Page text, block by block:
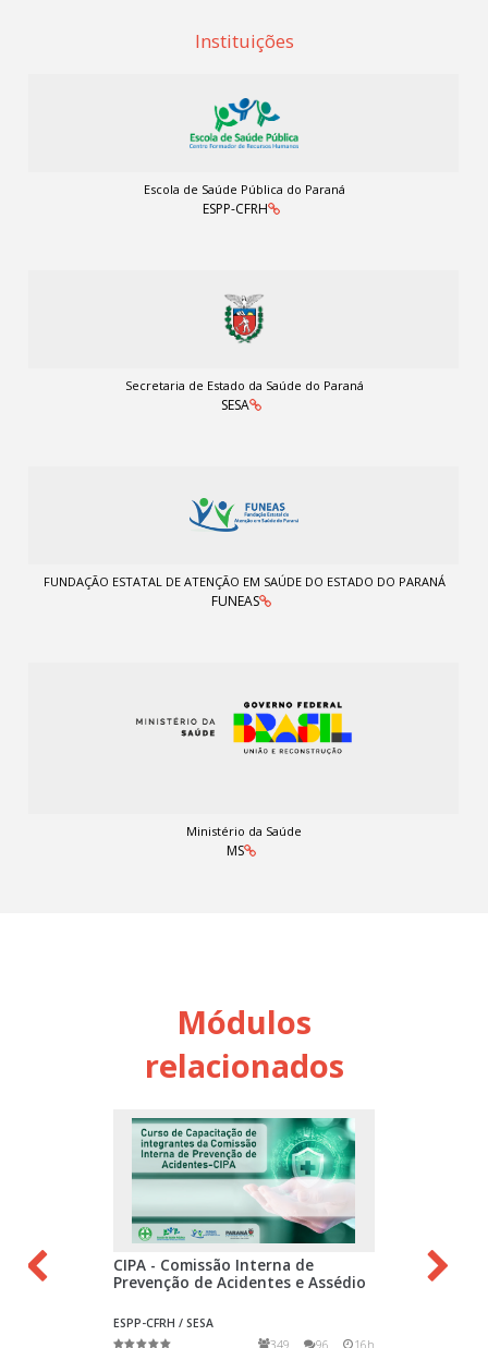
Instituições
Escola de Saúde Pública do Paraná
ESPP-CFRH
Secretaria de Estado da Saúde do Paraná
SESA
FUNDAÇÃO ESTATAL DE ATENÇÃO EM SAÚDE DO ESTADO DO PARANÁ
FUNEAS
Ministério da Saúde
MS
Módulos
relacionados